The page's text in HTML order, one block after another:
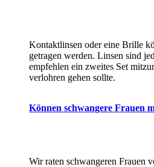
Kontaktlinsen oder eine Brille
getragen werden. Linsen sind
empfehlen ein zweites Set
verlohren gehen sollte.
Können schwangere Frauen
Wir raten schwangeren Frauen